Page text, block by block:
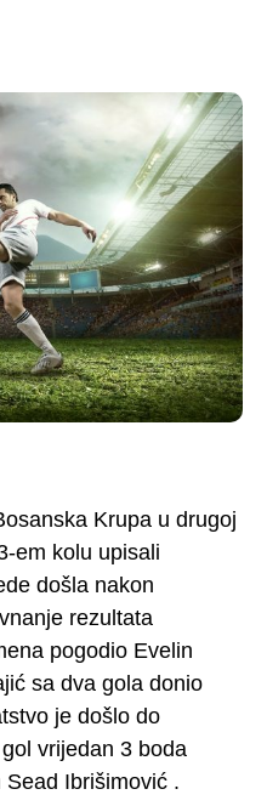
Krupa u drugoj
em kolu upisali
došla nakon
rezultata
pogodio Evelin
sa dva gola donio
je došlo do
vrijedan 3 boda
Ibrišimović .